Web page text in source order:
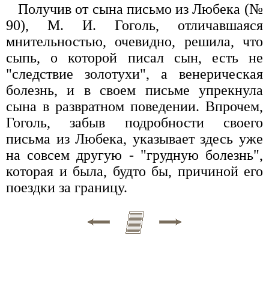
Получив от сына письмо из Любека (№
90), М. И. Гоголь, отличавшаяся
мнительностью, очевидно, решила, что
сыпь, о которой писал сын, есть не
"следствие золотухи", а венерическая
болезнь, и в своем письме упрекнула
сына в развратном поведении. Впрочем,
Гоголь, забыв подробности своего
письма из Любека, указывает здесь уже
на совсем другую - "грудную болезнь",
которая и была, будто бы, причиной его
поездки за границу.